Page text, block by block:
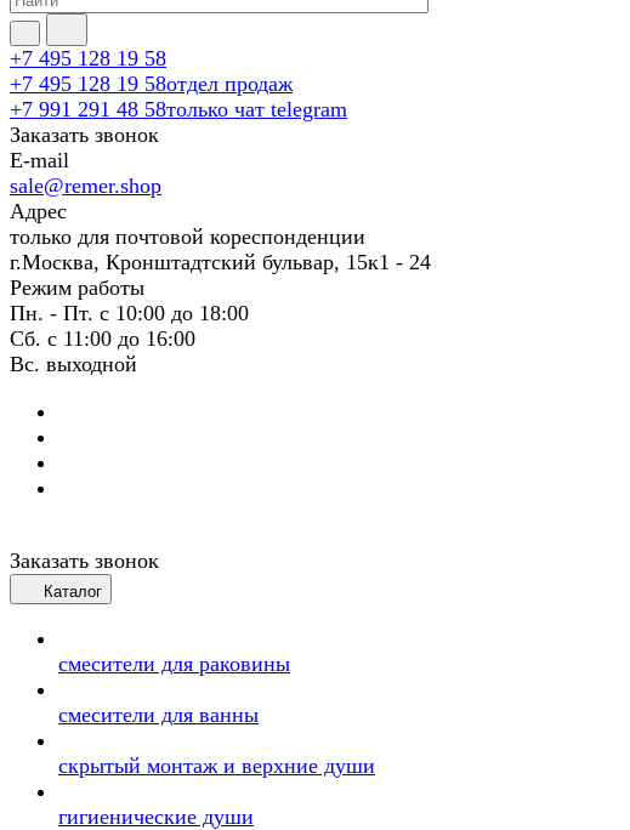
+7 495 128 19 58
+7 495 128 19 58отдел продаж
+7 991 291 48 58только чат telegram
Заказать звонок
E-mail
sale@remer.shop
Адрес
только для почтовой кореспонденции
г.Москва, Кронштадтский бульвар, 15к1 - 24
Режим работы
Пн. - Пт. с 10:00 до 18:00
Сб. с 11:00 до 16:00
Вс. выходной
Заказать звонок
Каталог
смесители для раковины
смесители для ванны
скрытый монтаж и верхние души
гигиенические души